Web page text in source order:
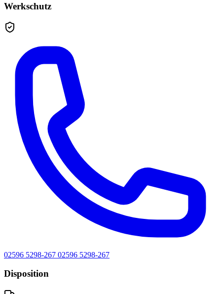
Werkschutz
02596 5298-267 02596 5298-267
Disposition